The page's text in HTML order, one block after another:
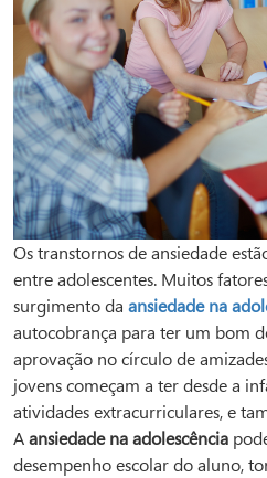
Os transtornos de ansiedade
entre adolescentes. Muitos
surgimento da ansiedade na
autocobrança para ter um bom
aprovação no círculo de
jovens começam a ter desde a
atividades extracurriculares, e
Aansiedade na adolescência
desempenho escolar do aluno,